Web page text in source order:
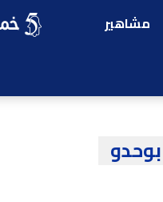
مشاهير
بوحدو